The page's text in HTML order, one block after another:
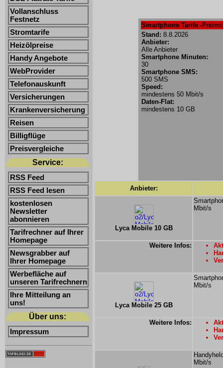
Vollanschluss
Festnetz
Stromtarife
Heizölpreise
Handy Angebote
WebProvider
Telefonauskunft
Versicherungen
Krankenversicherung
Reisen
Billigflüge
Preisvergleiche
Service:
RSS Feed
RSS Feed lesen
kostenlosen
Newsletter
abonnieren
Tarifrechner auf Ihrer
Homepage
Newsgrabber auf
Ihrer Homepage
Werbefläche auf
unseren Tarifrechnern
Ihre Mitteilung an
uns!
Über uns:
Impressum
Smartphone Tarife -
Stand: 8.8.2026
Anbieter:
Alle Anbieter
Smartphone Minuten:
30
Smartphone SMS:
500 SMS
Speed:
mindestens 50 Mbit/s
Daten-Flat:
mindestens 10 GB
Anbieter:
Lyca Mobile 10 GB
Mbit/s
Weitere Infos:
Lyca Mobile 25 GB
Mbit/s
Weitere Infos:
Mbit/s